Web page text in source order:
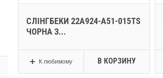
СЛІНГБЕКИ 22A924-A51-015TS
ЧОРНА З...
К любимому В КОРЗИНУ